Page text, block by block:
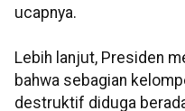
ucapnya.
Lebih lanjut, Presiden
bahwa sebagian
destruktif diduga